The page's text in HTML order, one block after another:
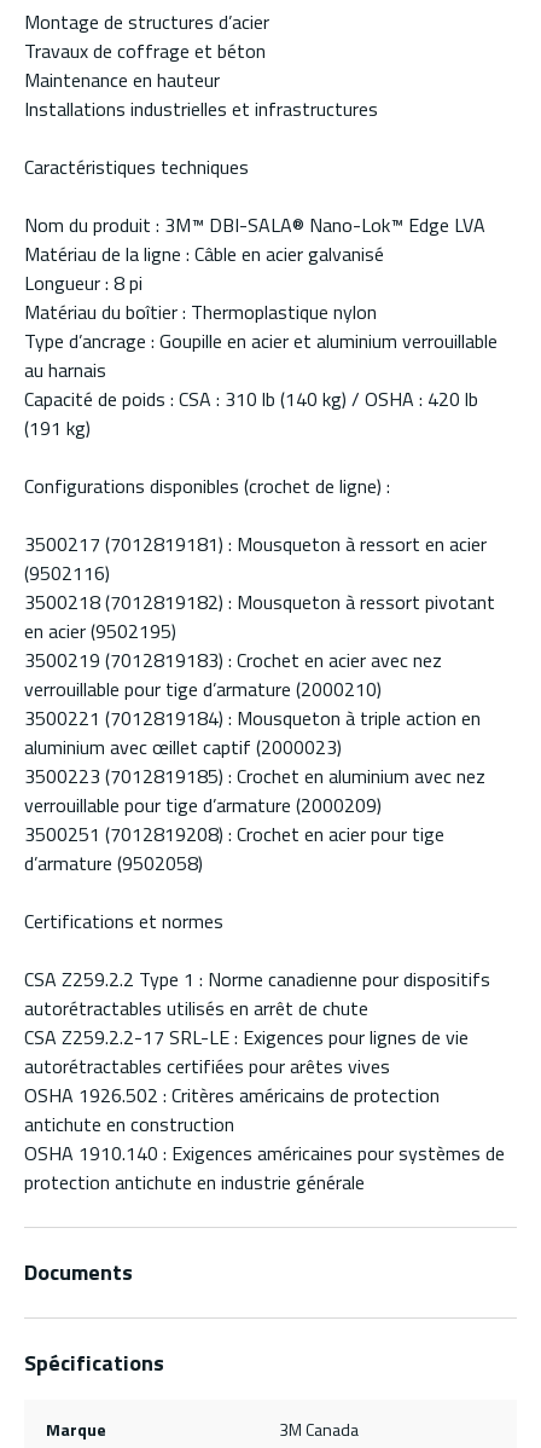
Montage de structures d’acier
Travaux de coffrage et béton
Maintenance en hauteur
Installations industrielles et infrastructures
Caractéristiques techniques
Nom du produit : 3M™ DBI-SALA® Nano-Lok™ Edge LVA
Matériau de la ligne : Câble en acier galvanisé
Longueur : 8 pi
Matériau du boîtier : Thermoplastique nylon
Type d’ancrage : Goupille en acier et aluminium verrouillable
au harnais
Capacité de poids : CSA : 310 lb (140 kg) / OSHA : 420 lb
(191 kg)
Configurations disponibles (crochet de ligne) :
3500217 (7012819181) : Mousqueton à ressort en acier
(9502116)
3500218 (7012819182) : Mousqueton à ressort pivotant
en acier (9502195)
3500219 (7012819183) : Crochet en acier avec nez
verrouillable pour tige d’armature (2000210)
3500221 (7012819184) : Mousqueton à triple action en
aluminium avec œillet captif (2000023)
3500223 (7012819185) : Crochet en aluminium avec nez
verrouillable pour tige d’armature (2000209)
3500251 (7012819208) : Crochet en acier pour tige
d’armature (9502058)
Certifications et normes
CSA Z259.2.2 Type 1 : Norme canadienne pour dispositifs
autorétractables utilisés en arrêt de chute
CSA Z259.2.2-17 SRL-LE : Exigences pour lignes de vie
autorétractables certifiées pour arêtes vives
OSHA 1926.502 : Critères américains de protection
antichute en construction
OSHA 1910.140 : Exigences américaines pour systèmes de
protection antichute en industrie générale
Documents
Spécifications
Marque 3M Canada